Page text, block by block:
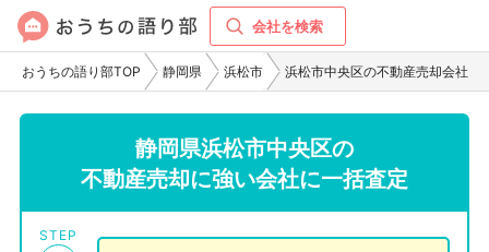
会社を検索
おうちの語り部TOP 静岡県 浜松市 浜松市中央区の不動産売却会社
静岡県浜松市中央区の
不動産売却に強い会社に一括査定
STEP